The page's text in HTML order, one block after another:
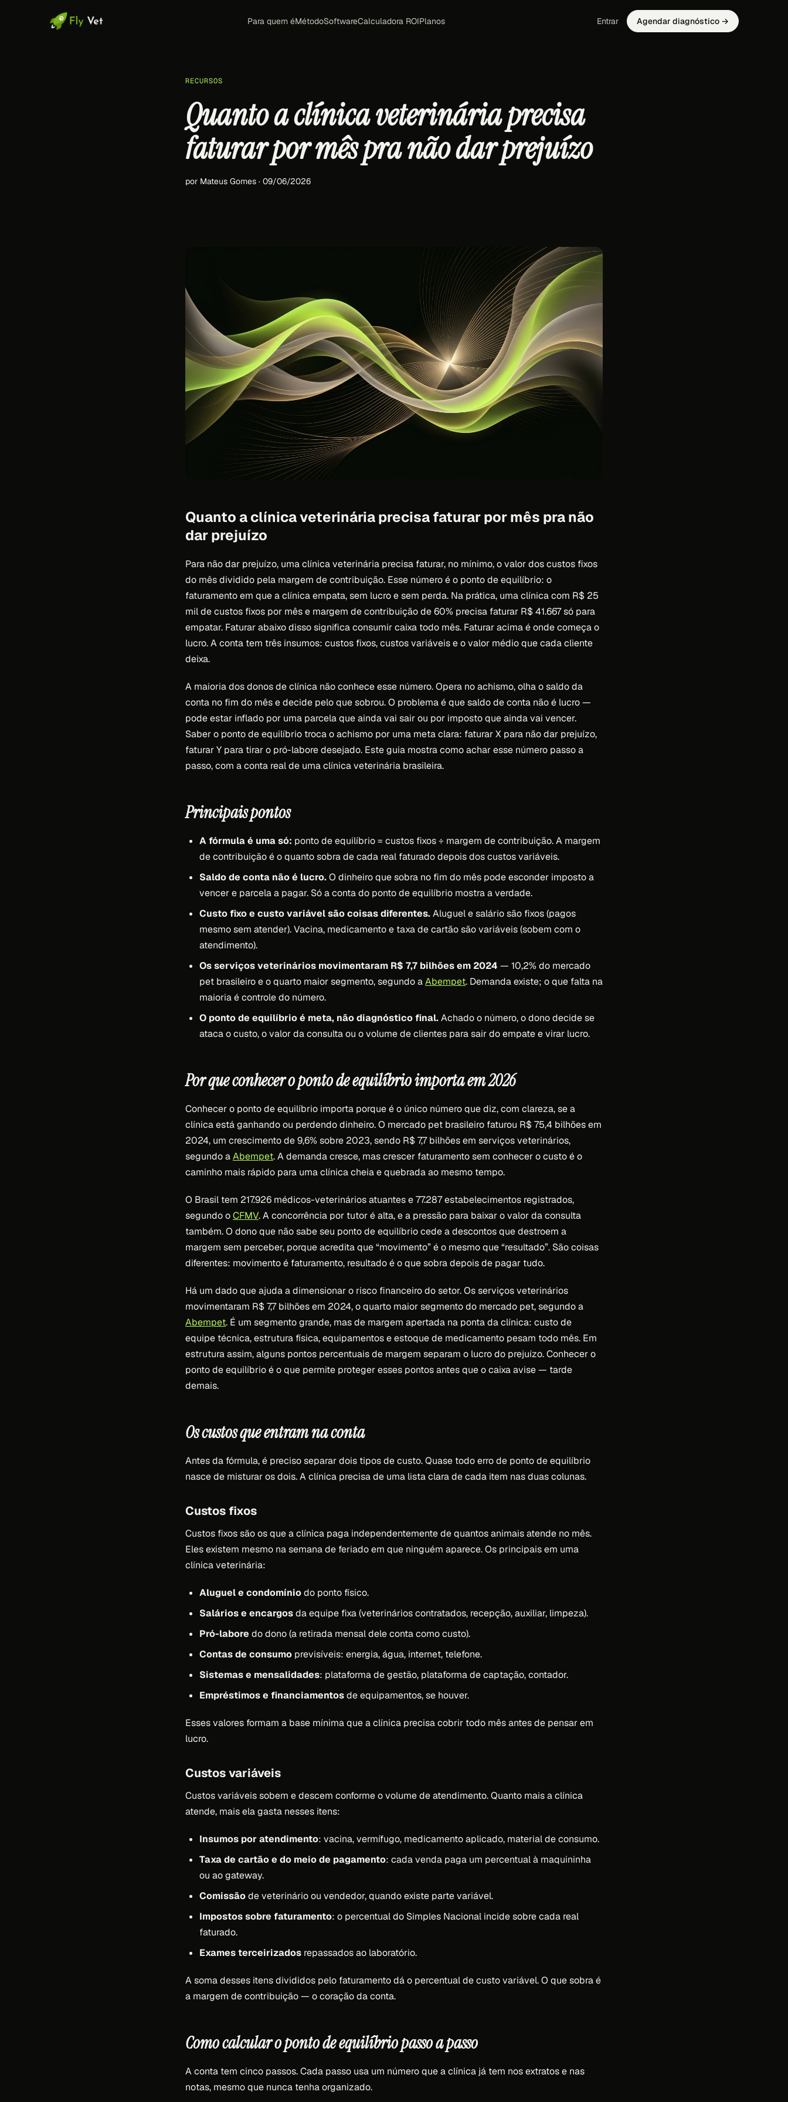
Para quem éMétodoSoftwareCalculadora ROIPlanos Entrar Agendar diagnóstico →
RECURSOS
Quanto a clínica veterinária precisa
faturar por mês pra não dar prejuízo
por Mateus Gomes · 09/06/2026
Quanto a clínica veterinária precisa faturar por mês pra não
dar prejuízo
Para não dar prejuízo, uma clínica veterinária precisa faturar, no mínimo, o valor dos custos fixos
do mês dividido pela margem de contribuição. Esse número é o ponto de equilíbrio: o
faturamento em que a clínica empata, sem lucro e sem perda. Na prática, uma clínica com R$ 25
mil de custos fixos por mês e margem de contribuição de 60% precisa faturar R$ 41.667 só para
empatar. Faturar abaixo disso significa consumir caixa todo mês. Faturar acima é onde começa o
lucro. A conta tem três insumos: custos fixos, custos variáveis e o valor médio que cada cliente
deixa.
A maioria dos donos de clínica não conhece esse número. Opera no achismo, olha o saldo da
conta no fim do mês e decide pelo que sobrou. O problema é que saldo de conta não é lucro —
pode estar inflado por uma parcela que ainda vai sair ou por imposto que ainda vai vencer.
Saber o ponto de equilíbrio troca o achismo por uma meta clara: faturar X para não dar prejuízo,
faturar Y para tirar o pró-labore desejado. Este guia mostra como achar esse número passo a
passo, com a conta real de uma clínica veterinária brasileira.
Principais pontos
A fórmula é uma só: ponto de equilíbrio = custos fixos ÷ margem de contribuição. A margem
de contribuição é o quanto sobra de cada real faturado depois dos custos variáveis.
Saldo de conta não é lucro.O dinheiro que sobra no fim do mês pode esconder imposto a
vencer e parcela a pagar. Só a conta do ponto de equilíbrio mostra a verdade.
Custo fixo e custo variável são coisas diferentes.Aluguel e salário são fixos (pagos
mesmo sem atender). Vacina, medicamento e taxa de cartão são variáveis (sobem com o
atendimento).
Os serviços veterinários movimentaram R$ 7,7 bilhões em 2024 — 10,2% do mercado
pet brasileiro e o quarto maior segmento, segundo aAbempet. Demanda existe; o que falta na
maioria é controle do número.
O ponto de equilíbrio é meta, não diagnóstico final.Achado o número, o dono decide se
ataca o custo, o valor da consulta ou o volume de clientes para sair do empate e virar lucro.
Por que conhecer o ponto de equilíbrio importa em 2026
Conhecer o ponto de equilíbrio importa porque é o único número que diz, com clareza, se a
clínica está ganhando ou perdendo dinheiro. O mercado pet brasileiro faturou R$ 75,4 bilhões em
2024, um crescimento de 9,6% sobre 2023, sendo R$ 7,7 bilhões em serviços veterinários,
segundo aAbempet. A demanda cresce, mas crescer faturamento sem conhecer o custo é o
caminho mais rápido para uma clínica cheia e quebrada ao mesmo tempo.
O Brasil tem 217.926 médicos-veterinários atuantes e 77.287 estabelecimentos registrados,
segundo oCFMV. A concorrência por tutor é alta, e a pressão para baixar o valor da consulta
também. O dono que não sabe seu ponto de equilíbrio cede a descontos que destroem a
margem sem perceber, porque acredita que “movimento” é o mesmo que “resultado”. São coisas
diferentes: movimento é faturamento, resultado é o que sobra depois de pagar tudo.
Há um dado que ajuda a dimensionar o risco financeiro do setor. Os serviços veterinários
movimentaram R$ 7,7 bilhões em 2024, o quarto maior segmento do mercado pet, segundo a
Abempet. É um segmento grande, mas de margem apertada na ponta da clínica: custo de
equipe técnica, estrutura física, equipamentos e estoque de medicamento pesam todo mês. Em
estrutura assim, alguns pontos percentuais de margem separam o lucro do prejuízo. Conhecer o
ponto de equilíbrio é o que permite proteger esses pontos antes que o caixa avise — tarde
demais.
Os custos que entram na conta
Antes da fórmula, é preciso separar dois tipos de custo. Quase todo erro de ponto de equilíbrio
nasce de misturar os dois. A clínica precisa de uma lista clara de cada item nas duas colunas.
Custos fixos
Custos fixos são os que a clínica paga independentemente de quantos animais atende no mês.
Eles existem mesmo na semana de feriado em que ninguém aparece. Os principais em uma
clínica veterinária:
Aluguel e condomíniodo ponto físico.
Salários e encargosda equipe fixa (veterinários contratados, recepção, auxiliar, limpeza).
Pró-labore do dono (a retirada mensal dele conta como custo).
Contas de consumo previsíveis: energia, água, internet, telefone.
Sistemas e mensalidades: plataforma de gestão, plataforma de captação, contador.
Empréstimos e financiamentosde equipamentos, se houver.
Esses valores formam a base mínima que a clínica precisa cobrir todo mês antes de pensar em
lucro.
Custos variáveis
Custos variáveis sobem e descem conforme o volume de atendimento. Quanto mais a clínica
atende, mais ela gasta nesses itens:
Insumos por atendimento: vacina, vermífugo, medicamento aplicado, material de consumo.
Taxa de cartão e do meio de pagamento: cada venda paga um percentual à maquininha
ou ao gateway.
Comissãode veterinário ou vendedor, quando existe parte variável.
Impostos sobre faturamento: o percentual do Simples Nacional incide sobre cada real
faturado.
Exames terceirizados repassados ao laboratório.
A soma desses itens divididos pelo faturamento dá o percentual de custo variável. O que sobra é
a margem de contribuição — o coração da conta.
Como calcular o ponto de equilíbrio passo a passo
A conta tem cinco passos. Cada passo usa um número que a clínica já tem nos extratos e nas
notas, mesmo que nunca tenha organizado.